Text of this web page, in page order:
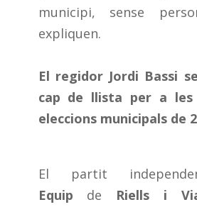
municipi, sense
expliquen.
El regidor Jordi Bassi
cap de llista per a les
eleccions municipals de
El partit
Equip de Riells i